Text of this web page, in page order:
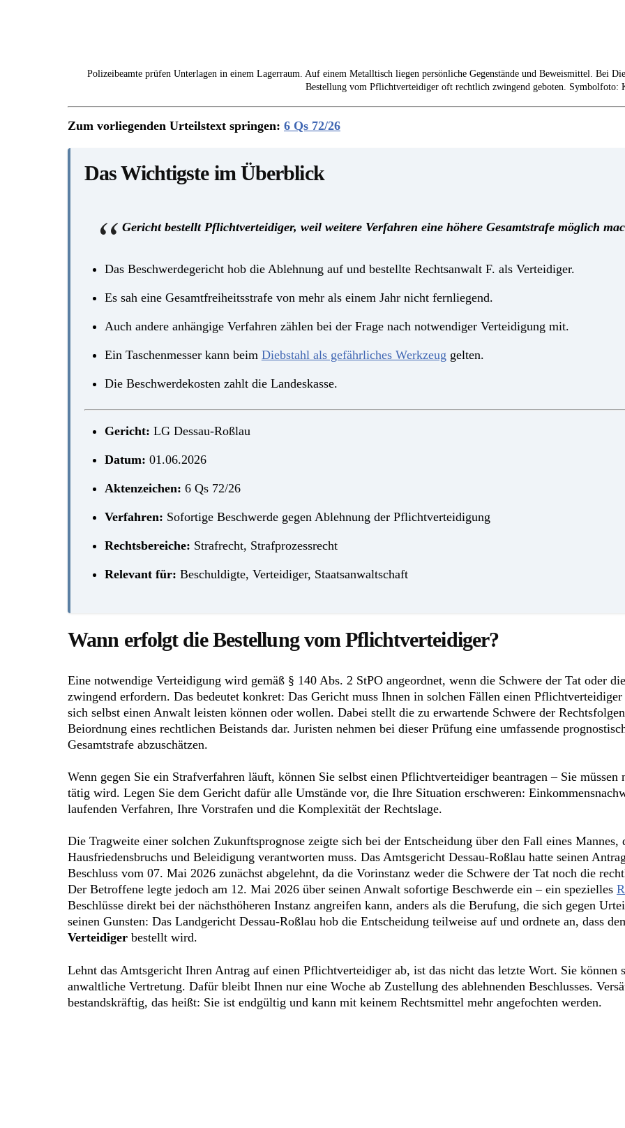
Polizeibeamte prüfen Unterlagen in einem Lagerraum. Auf einem Metalltisch liegen persönliche Gegenstände und Beweismittel. Bei
Bestellung vom Pflichtverteidiger oft rechtlich zwingend geboten. Symbolfoto:
Zum vorliegenden Urteilstext springen: 6 Qs 72/26
Das Wichtigste im Überblick
Gericht bestellt Pflichtverteidiger, weil weitere Verfahren eine höhere Gesamtstrafe möglich
Das Beschwerdegericht hob die Ablehnung auf und bestellte Rechtsanwalt F. als Verteidiger.
Es sah eine Gesamtfreiheitsstrafe von mehr als einem Jahr nicht fernliegend.
Auch andere anhängige Verfahren zählen bei der Frage nach notwendiger Verteidigung mit.
Ein Taschenmesser kann beim Diebstahl als gefährliches Werkzeug gelten.
Die Beschwerdekosten zahlt die Landeskasse.
Gericht: LG Dessau-Roßlau
Datum: 01.06.2026
Aktenzeichen: 6 Qs 72/26
Verfahren: Sofortige Beschwerde gegen Ablehnung der Pflichtverteidigung
Rechtsbereiche: Strafrecht, Strafprozessrecht
Relevant für: Beschuldigte, Verteidiger, Staatsanwaltschaft
Wann erfolgt die Bestellung vom Pflichtverteidiger?
Eine notwendige Verteidigung wird gemäß § 140 Abs. 2 StPO angeordnet, wenn die Schwere der Tat oder
zwingend erfordern. Das bedeutet konkret: Das Gericht muss Ihnen in solchen Fällen einen
sich selbst einen Anwalt leisten können oder wollen. Dabei stellt die zu erwartende Schwere der
Beiordnung eines rechtlichen Beistands dar. Juristen nehmen bei dieser Prüfung eine umfassende
Gesamtstrafe abzuschätzen.
Wenn gegen Sie ein Strafverfahren läuft, können Sie selbst einen Pflichtverteidiger beantragen – Sie
tätig wird. Legen Sie dem Gericht dafür alle Umstände vor, die Ihre Situation erschweren:
laufenden Verfahren, Ihre Vorstrafen und die Komplexität der Rechtslage.
Die Tragweite einer solchen Zukunftsprognose zeigte sich bei der Entscheidung über den Fall eines Mannes,
Hausfriedensbruchs und Beleidigung verantworten muss. Das Amtsgericht Dessau-Roßlau hatte seinen
Beschluss vom 07. Mai 2026 zunächst abgelehnt, da die Vorinstanz weder die Schwere der Tat noch die
Der Betroffene legte jedoch am 12. Mai 2026 über seinen Anwalt sofortige Beschwerde ein – ein spezielles
Beschlüsse direkt bei der nächsthöheren Instanz angreifen kann, anders als die Berufung, die sich gegen
seinen Gunsten: Das Landgericht Dessau-Roßlau hob die Entscheidung teilweise auf und ordnete an, dass
Verteidiger bestellt wird.
Lehnt das Amtsgericht Ihren Antrag auf einen Pflichtverteidiger ab, ist das nicht das letzte Wort. Sie können
anwaltliche Vertretung. Dafür bleibt Ihnen nur eine Woche ab Zustellung des ablehnenden Beschlusses.
bestandskräftig, das heißt: Sie ist endgültig und kann mit keinem Rechtsmittel mehr angefochten werden.